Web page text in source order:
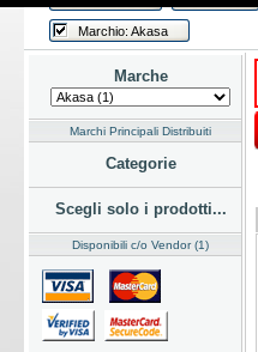
Marchio: Akasa
Marche
Marchi Principali Distribuiti
Categorie
Scegli solo i prodotti...
Disponibili c/o Vendor (1)